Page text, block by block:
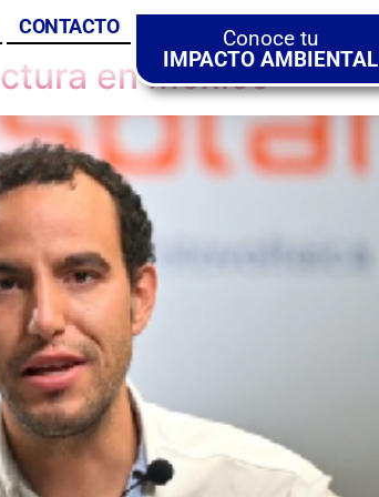
CONTACTO
Conoce tu
IMPACTO AMBIENTAL
en México